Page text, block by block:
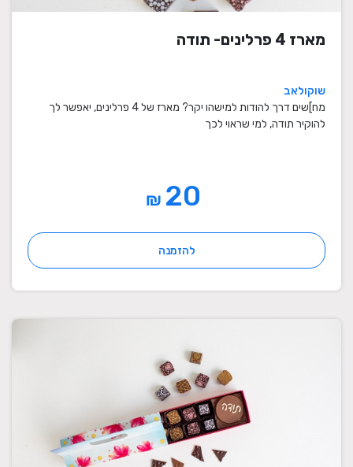
מארז 4 פרלינים- תודה
שוקולאב
מח]שים דרך להודות למישהו יקר? מארז של 4 פרלינים, יאפשר לך
להוקיר תודה, למי שראוי לכך
₪
להזמנה